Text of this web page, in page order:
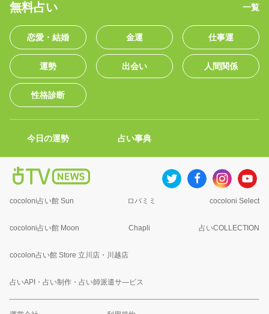
無料占い 一覧
恋愛・結婚 金運 仕事運
運勢 出会い 人間関係
性格診断
今日の運勢 占い事典
cocoloni占い館 Sun ロバミミ cocoloni Select
cocoloni占い館 Moon Chapli 占いCOLLECTION
cocolon占い館 Store 立川店・川越店
占いAPI・占い制作・占い師派遣サ―ビス